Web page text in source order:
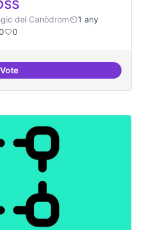
del Canòdrom
1 any
0
VoteSensibilització FLOSS